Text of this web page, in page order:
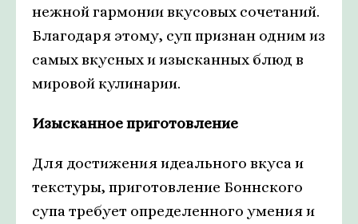
нежной гармонии вкусовых сочетаний.
Благодаря этому, суп признан одним из
самых вкусных и изысканных блюд в
мировой кулинарии.
Изысканное приготовление
Для достижения идеального вкуса и
текстуры, приготовление Боннского
супа требует определенного умения и